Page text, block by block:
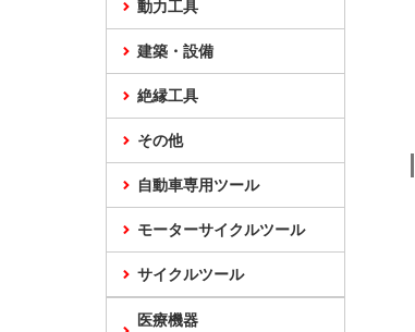
動力工具
建築・設備
絶縁工具
その他
自動車専用ツール
モーターサイクルツール
サイクルツール
医療機器